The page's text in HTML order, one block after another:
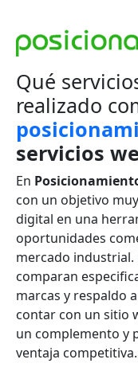
Qué
realizado
servicios
En
con un objetivo
digital en una
oportunidades
mercado
comparan
marcas y respaldo
contar con un sitio
un complemento y
ventaja competitiva.